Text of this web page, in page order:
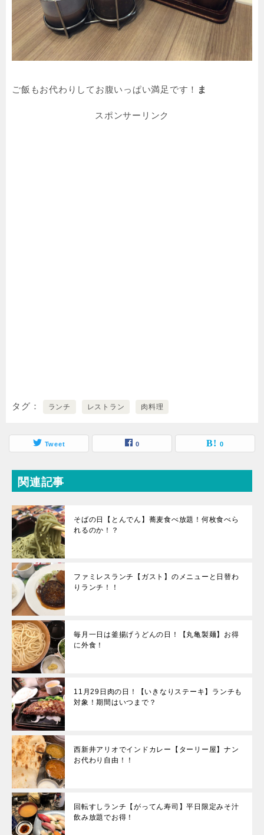
ご飯もお代わりしてお腹いっぱい満足です！ ま
スポンサーリンク
タグ ランチ レストラン 肉料理
Tweet 0 0
関連記事
そばの日【とんでん】蕎麦食べ放題！何枚食べら
れるのか！？
ファミレスランチ【ガスト】のメニューと日替わ
りランチ！！
毎月一日は釜揚げうどんの日！【丸亀製麺】お得
に外食！
11月29日肉の日！【いきなりステーキ】ランチも
対象！期間はいつまで？
西新井アリオでインドカレー【ターリー屋】ナン
お代わり自由！！
回転すしランチ【がってん寿司】平日限定みそ汁
飲み放題でお得！